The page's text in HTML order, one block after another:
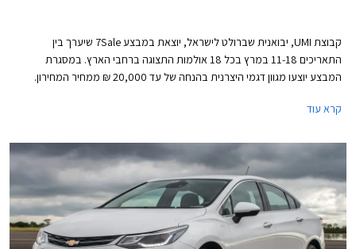
קבוצת UMI, יבואנית שברולט לישראל, יוצאת במבצע 7Sale שיערך בין
התאריכים 11-18 במרץ בכל 18 אולמות התצוגה ברחבי הארץ. במסגרת
המבצע יוצעו מגוון דגמי היצרנית בהנחה של עד 20,000 ₪ ממחיר המחירון.
קרא עוד